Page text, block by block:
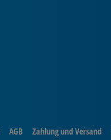
AGB Zahlung und Versand